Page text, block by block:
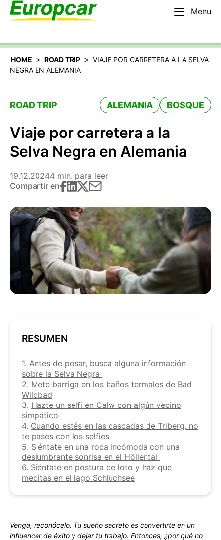
Menu
Español
HOME > ROAD TRIP > VIAJE POR CARRETERA A LA SELVA
NEGRA EN ALEMANIA
ROAD TRIP ALEMANIA BOSQUE
Viaje por carretera a la
Selva Negra en Alemania
19.12.20244 min. para leer
Compartir en
RESUMEN
1. Antes de posar, busca alguna información
sobre la Selva Negra
2. Mete barriga en los baños termales de Bad
Wildbad
3. Hazte un selfi en Calw con algún vecino
simpático
4. Cuando estés en las cascadas de Triberg, no
te pases con los selfies
5. Siéntate en una roca incómoda con una
deslumbrante sonrisa en el Höllental
6. Siéntate en postura de loto y haz que
meditas en el lago Schluchsee
Venga, reconócelo. Tu sueño secreto es convertirte en un
influencer de éxito y dejar tu trabajo. Entonces, ¿por qué no